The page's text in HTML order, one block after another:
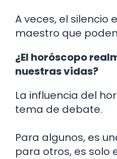
A veces, el silencio
maestro que
¿El horóscopo
nuestras vidas?
La influencia del
tema de debate.
Para algunos, es
para otros, es solo